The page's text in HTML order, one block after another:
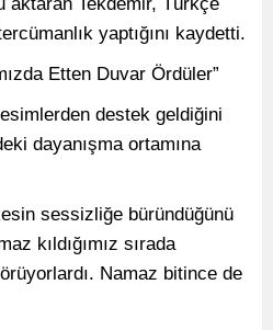
yaptığını kaydetti.
Etten Duvar Ördüler”
destek geldiğini
dayanışma ortamına
sessizliğe büründüğünü
kıldığımız sırada
Namaz bitince de